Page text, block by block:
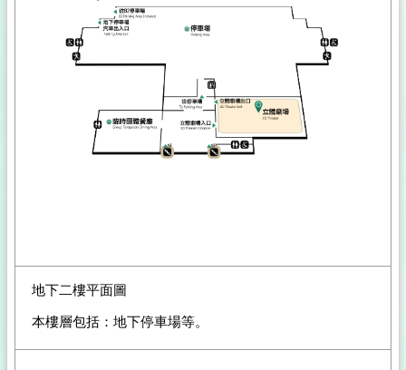
地下二樓平面圖
本樓層包括：地下停車場等。